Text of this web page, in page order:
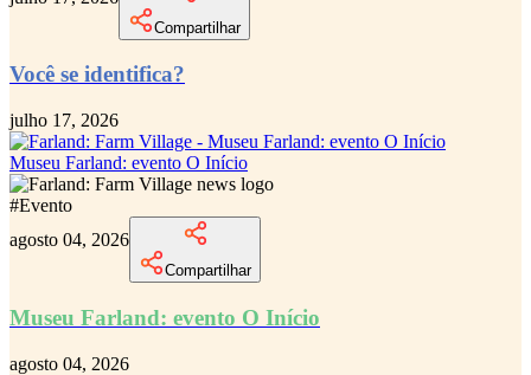
Compartilhar
Você se identifica?
julho 17, 2026
Museu Farland: evento O Início
#Evento
agosto 04, 2026
Compartilhar
Museu Farland: evento O Início
agosto 04, 2026